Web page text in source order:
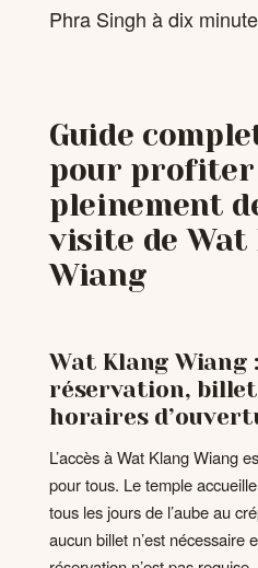
Phra Singh à dix
Guide
pour profiter
pleinement
visite de Wat
Wiang
Wat Klang Wiang
réservation,
horaires
L’accès à Wat Klang Wiang
pour tous. Le temple
tous les jours de l’aube au
aucun billet n’est nécessaire